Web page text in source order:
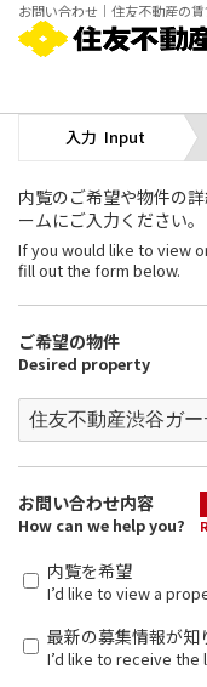
お問い合わせ｜住友不動産の
入力  Input
内覧のご希望や物件の
ームにご入力ください。
If you would like to view
fill out the form below.
ご希望の物件
Desired property
お問い合わせ内容
How can we help you?
内覧を希望
I’d like to view a
最新の募集情報が知
I’d like to receive